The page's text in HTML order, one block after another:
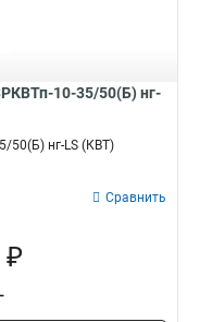
10-35/50(Б) нг-
50(Б) нг-LS (КВТ)
Сравнить
₽